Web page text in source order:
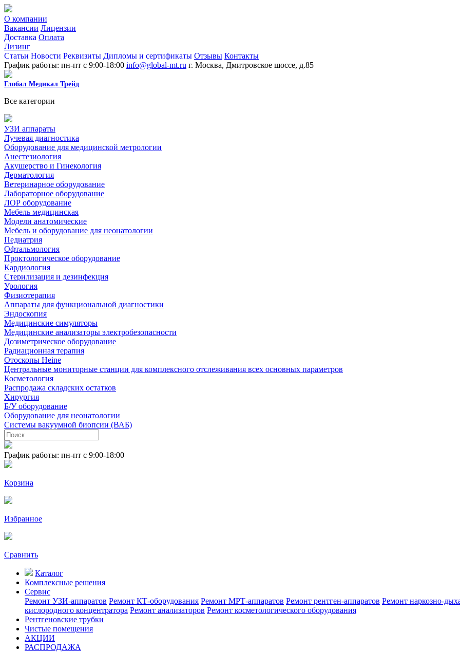
О компании
Вакансии Лицензии
Доставка Оплата
Лизинг
Статьи Новости Реквизиты Дипломы и сертификаты Отзывы Контакты
График работы: пн-пт с 9:00-18:00 info@global-mt.ru г. Москва, Дмитровское шоссе, д.85
Глобал Медикал Трейд
Все категории
УЗИ аппараты
Лучевая диагностика
Оборудование для медицинской метрологии
Анестезиология
Акушерство и Гинекология
Дерматология
Ветеринарное оборудование
Лабораторное оборудование
ЛОР оборудование
Мебель медицинская
Модели анатомические
Мебель и оборудование для неонатологии
Педиатрия
Офтальмология
Проктологическое оборудование
Кардиология
Стерилизация и дезинфекция
Урология
Физиотерапия
Аппараты для функциональной диагностики
Эндоскопия
Медицинские симуляторы
Медицинские анализаторы электробезопасности
Дозиметрическое оборудование
Радиационная терапия
Отоскопы Heine
Центральные мониторные станции для комплексного отслеживания всех основных параметров
Косметология
Распродажа складских остатков
Хирургия
Б/У оборудование
Оборудование для неонатологии
Системы вакуумной биопсии (ВАБ)
График работы: пн-пт с 9:00-18:00
Корзина
Избранное
Сравнить
Каталог
Комплексные решения
Сервис
Ремонт УЗИ-аппаратов Ремонт КТ-оборудования Ремонт МРТ-аппаратов Ремонт рентген-аппаратов Ремонт наркозно-
кислородного концентратора Ремонт анализаторов Ремонт косметологического оборудования
Рентгеновские трубки
Чистые помещения
АКЦИИ
РАСПРОДАЖА